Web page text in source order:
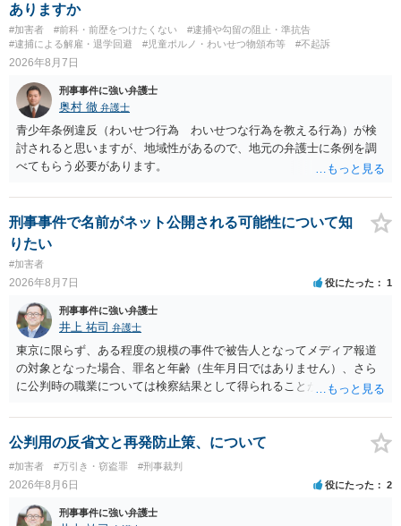
ありますか
#加害者 #前科・前歴をつけたくない
#逮捕や勾留の阻止・準抗告
#逮捕による解雇・退学回避
#児童ポルノ・わいせつ物頒布等 #不起訴
2026年8月7日
刑事事件に強い弁護士
奥村 徹 弁護士
青少年条例違反（わいせつ行為 わいせつな行為を教える行為）が検
討されると思いますが、地域性があるので、地元の弁護士に条例を調
べてもらう必要があります。
刑事事件で名前がネット公開される可能性について知
りたい
#加害者
2026年8月7日 役にたった 1
刑事事件に強い弁護士
井上 祐司 弁護士
東京に限らず、ある程度の規模の事件で被告人となってメディア報道
の対象となった場合、罪名と年齢（生年月日ではありません）、さら
に公判時の職業については検察結果として得られることが通常です。
公判用の反省文と再発防止策、について
#加害者 #万引き・窃盗罪 #刑事裁判
2026年8月6日 役にたった 2
刑事事件に強い弁護士